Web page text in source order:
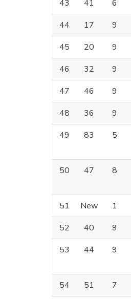
43
41 6
44
17 9
45
20 9
46
32 9
47
46 9
48
36 9
49
83 5
50 47 8
51 New 1
52
40 9
53
44 9
54 51 7